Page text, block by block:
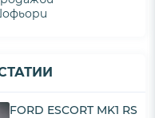
FORD ESCORT MK1 RS